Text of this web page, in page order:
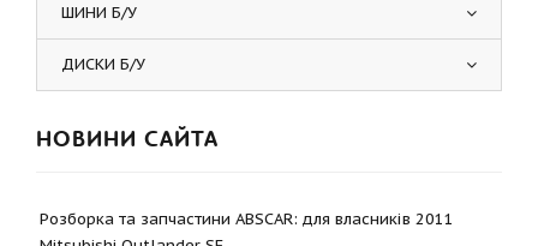
ШИНИ Б/У
ДИСКИ Б/У
НОВИНИ САЙТА
Розборка та запчастини ABSCAR: для власників 2011